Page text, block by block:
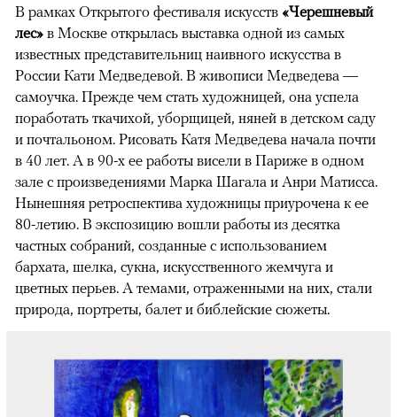
В рамках Открытого фестиваля искусств «Черешневый
лес» в Москве открылась выставка одной из самых
известных представительниц наивного искусства в
России Кати Медведевой. В живописи Медведева —
самоучка. Прежде чем стать художницей, она успела
поработать ткачихой, уборщицей, няней в детском саду
и почтальоном. Рисовать Катя Медведева начала почти
в 40 лет. А в 90-х ее работы висели в Париже в одном
зале с произведениями Марка Шагала и Анри Матисса.
Нынешняя ретроспектива художницы приурочена к ее
80-летию. В экспозицию вошли работы из десятка
частных собраний, созданные с использованием
бархата, шелка, сукна, искусственного жемчуга и
цветных перьев. А темами, отраженными на них, стали
природа, портреты, балет и библейские сюжеты.